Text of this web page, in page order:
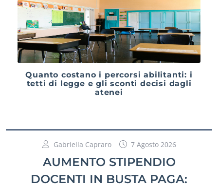
Quanto costano i percorsi abilitanti: i
tetti di legge e gli sconti decisi dagli
atenei
Gabriella Capraro 7 Agosto 2026
AUMENTO STIPENDIO
DOCENTI IN BUSTA PAGA: